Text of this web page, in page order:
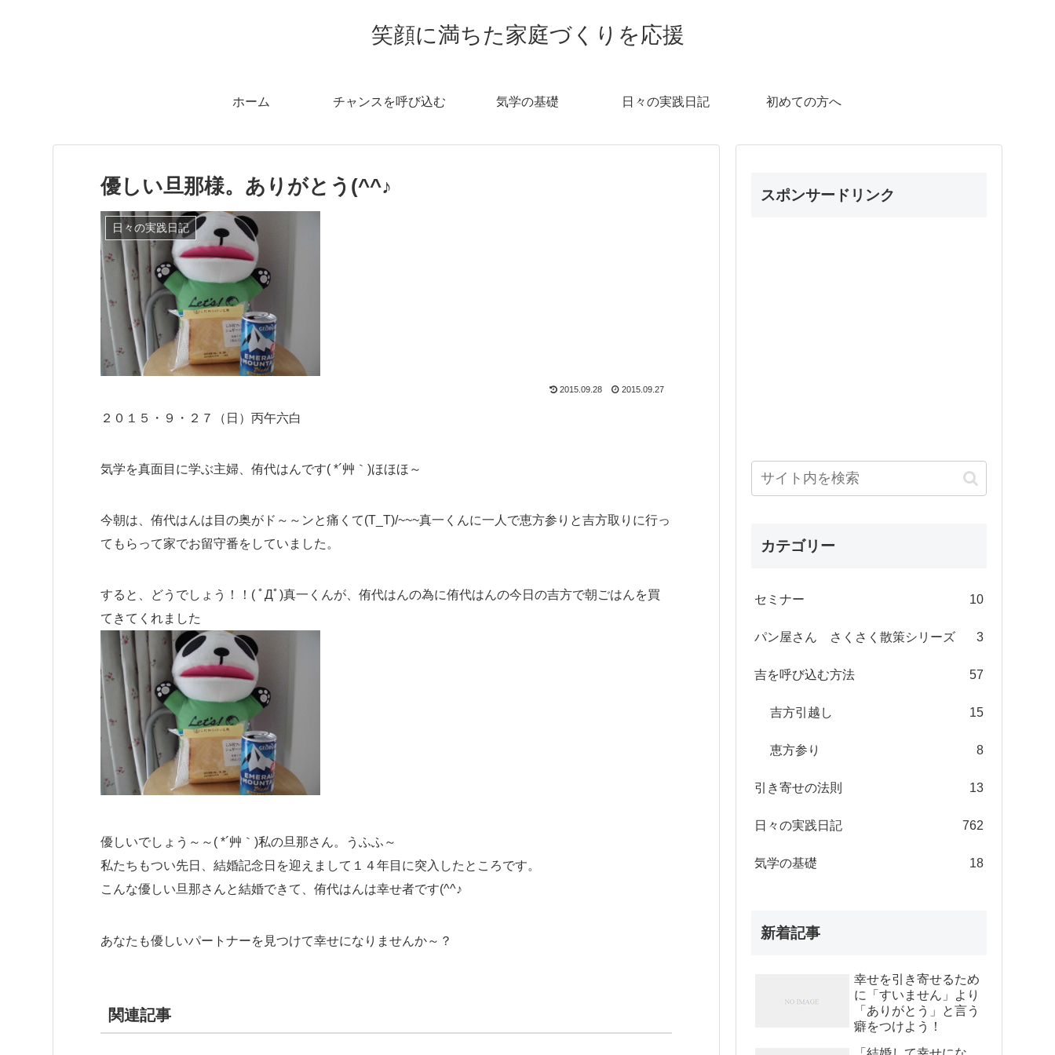
笑顔に満ちた家庭づくりを応援
ホーム チャンスを呼び込む 気学の基礎 日々の実践日記 初めての方へ
優しい旦那様。ありがとう(^^♪
日々の実践日記
2015.09.28 2015.09.27
２０１５・９・２７（日）丙午六白
気学を真面目に学ぶ主婦、侑代はんです( *´艸｀)ほほほ～
今朝は、侑代はんは目の奥がド～～ンと痛くて(T_T)/~~~真一くんに一人で恵方参りと吉方取りに行っ
てもらって家でお留守番をしていました。
すると、どうでしょう！！( ﾟДﾟ)真一くんが、侑代はんの為に侑代はんの今日の吉方で朝ごはんを買
てきてくれました
優しいでしょう～～( *´艸｀)私の旦那さん。うふふ～
私たちもつい先日、結婚記念日を迎えまして１４年目に突入したところです。
こんな優しい旦那さんと結婚できて、侑代はんは幸せ者です(^^♪
あなたも優しいパートナーを見つけて幸せになりませんか～？
関連記事
スポンサードリンク
カテゴリー
セミナー 10
パン屋さん さくさく散策シリーズ 3
吉を呼び込む方法 57
吉方引越し 15
恵方参り 8
引き寄せの法則 13
日々の実践日記 762
気学の基礎 18
新着記事
幸せを引き寄せるため
に「すいません」より
「ありがとう」と言う
癖をつけよう！